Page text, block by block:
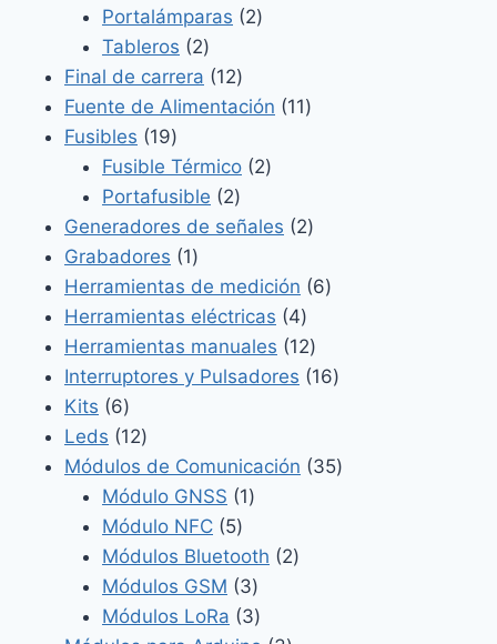
productos
Portalámparas 22
Tableros 22
productos
Final de carrera 1212
productos
Fuente de Alimentación 1111
Fusibles 1919
productos
Fusible Térmico 22
Portafusible 22
productos
Generadores de señales 22
Grabadores 11
producto
Herramientas de medición 66
Herramientas eléctricas 44
productos
Herramientas manuales 1212
productos
Interruptores y Pulsadores 1616
Kits 66
productos
Leds 1212
productos
Módulos de Comunicación 3535
Módulo GNSS 11
Módulo NFC 55
productos
Módulos Bluetooth 22
Módulos GSM 33
productos
Módulos LoRa 33